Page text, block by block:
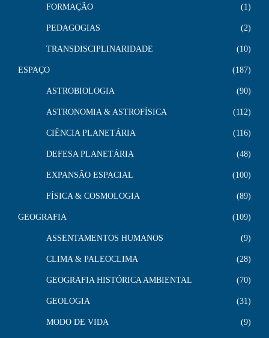
FORMAÇÃO 1
PEDAGOGIAS 2
TRANSDISCIPLINARIDADE 10
ESPAÇO 187
ASTROBIOLOGIA 90
ASTRONOMIA & ASTROFÍSICA 112
CIÊNCIA PLANETÁRIA 116
DEFESA PLANETÁRIA 48
EXPANSÃO ESPACIAL 100
FÍSICA & COSMOLOGIA 89
GEOGRAFIA 109
ASSENTAMENTOS HUMANOS 9
CLIMA & PALEOCLIMA 28
GEOGRAFIA HISTÓRICA AMBIENTAL 70
GEOLOGIA 31
MODO DE VIDA 9